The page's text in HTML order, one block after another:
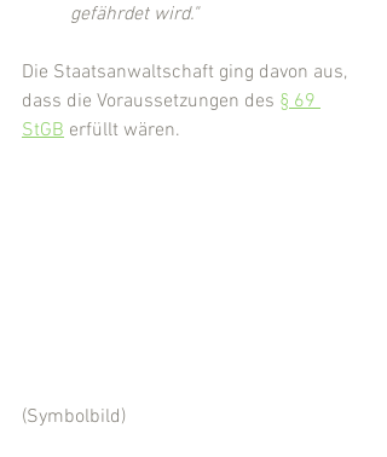
gefährdet wird."
Die Staatsanwaltschaft ging davon aus,
dass die Voraussetzungen des § 69
StGB erfüllt wären.
(Symbolbild)